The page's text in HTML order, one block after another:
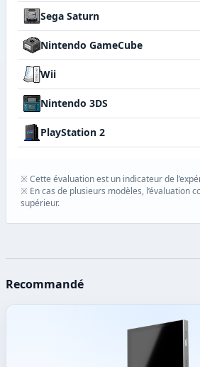
Sega Saturn
Nintendo GameCube
Wii
Nintendo 3DS
PlayStation 2
※ Cette évaluation est un indicateur de
※ En cas de plusieurs modèles, l’évaluation
supérieur.
Recommandé